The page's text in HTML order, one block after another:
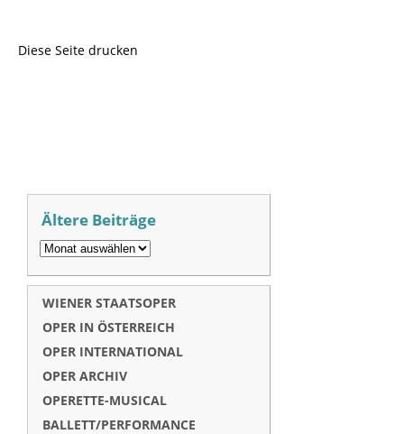
Diese Seite drucken
Ältere Beiträge
WIENER STAATSOPER
OPER IN ÖSTERREICH
OPER INTERNATIONAL
OPER ARCHIV
OPERETTE-MUSICAL
BALLETT/PERFORMANCE